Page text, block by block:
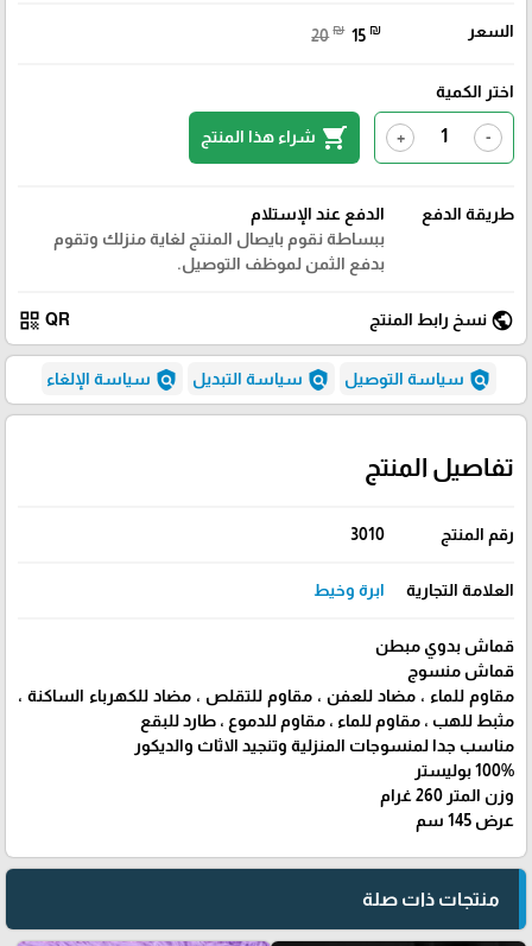
السعر 20 ₪ 15 ₪
اختر الكمية
-
+
shopping_cart شراء هذا المنتج
طريقة الدفع
الدفع عند الإستلام
ببساطة نقوم بايصال المنتج لغاية منزلك وتقوم
بدفع الثمن لموظف التوصيل.
public نسخ رابط المنتج QR
qr_code
policy سياسة التوصيل policy سياسة التبديل policy سياسة الإلغاء
تفاصيل المنتج
رقم المنتج 3010
العلامة التجارية ابرة وخيط
قماش بدوي مبطن
قماش منسوج
مقاوم للماء ، مضاد للعفن ، مقاوم للتقلص ، مضاد للكهرباء الساكنة ،
مثبط للهب ، مقاوم للماء ، مقاوم للدموع ، طارد للبقع
مناسب جدا لمنسوجات المنزلية وتنجيد الاثاث والديكور
100% بوليستر
وزن المتر 260 غرام
عرض 145 سم
منتجات ذات صلة